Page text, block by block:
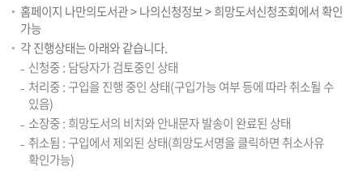
홈페이지 나만의도서관 > 나의신청정보 > 희망도서신청조회에서 확인
가능
각 진행상태는 아래와 같습니다.
신청중 : 담당자가 검토중인 상태
처리중 : 구입을 진행 중인 상태(구입가능 여부 등에 따라 취소될 수
있음)
소장중 : 희망도서의 비치와 안내문자 발송이 완료된 상태
취소됨 : 구입에서 제외된 상태(희망도서명을 클릭하면 취소사유
확인가능)